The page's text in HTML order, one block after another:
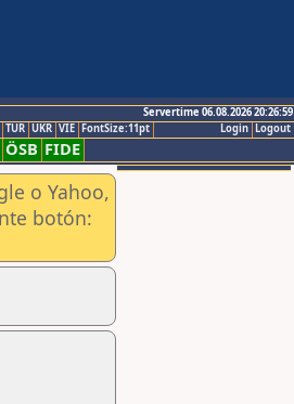
Servertime 06.08.2026 20:26:59
Logout
Login
TUR UKR VIE FontSize:11pt
ÖSB FIDE
o Yahoo,
botón: